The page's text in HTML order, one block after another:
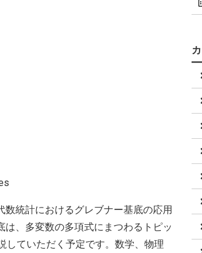
統計におけるグレブナー基底の応用
、多変数の多項式にまつわるトピッ
していただく予定です。数学、物理